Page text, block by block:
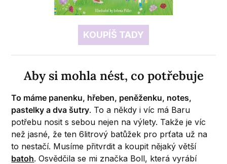
KOUPÍŠ TADY
Aby si mohla nést, co potřebuje
To máme panenku, hřeben, peněženku, notes,
pastelky a dva šutry. To a někdy i víc má Baru
potřebu nosit s sebou nejen na výlety. Takže je víc
než jasné, že ten 6litrový batůžek pro prťata už na
to nestačí. Musíme přitvrdit a koupit nějaký větší
batoh. Osvědčila se mi značka Boll, která vyrábí